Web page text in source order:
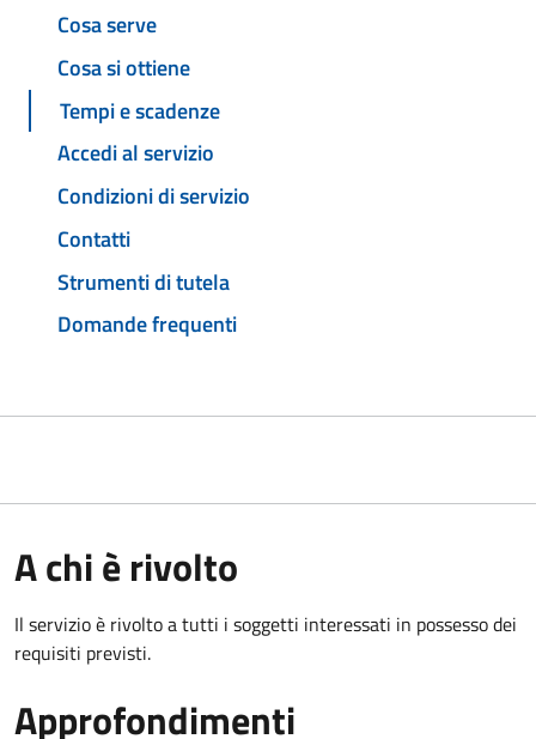
Cosa serve
Cosa si ottiene
Tempi e scadenze
Accedi al servizio
Condizioni di servizio
Contatti
Strumenti di tutela
Domande frequenti
A chi è rivolto
Il servizio è rivolto a tutti i soggetti interessati in possesso dei
requisiti previsti.
Approfondimenti